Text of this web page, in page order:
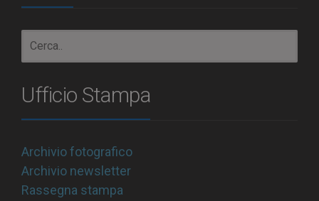
Ufficio Stampa
Archivio fotografico
Archivio newsletter
Rassegna stampa